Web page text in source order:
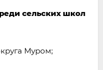
сельских школ
Муром;